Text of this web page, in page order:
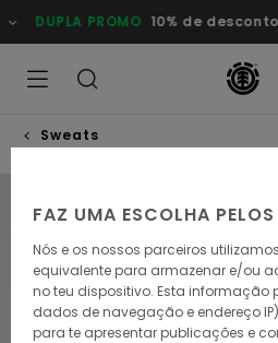
para
a
DUPLA PROMO 10% de
Sweats
FAZ UMA ESCOLHA
Nós e os nossos parceiros
equivalente para armazenar e/ou
no teu dispositivo. Esta informação
dados de navegação e endereço
para te apresentar publicações e